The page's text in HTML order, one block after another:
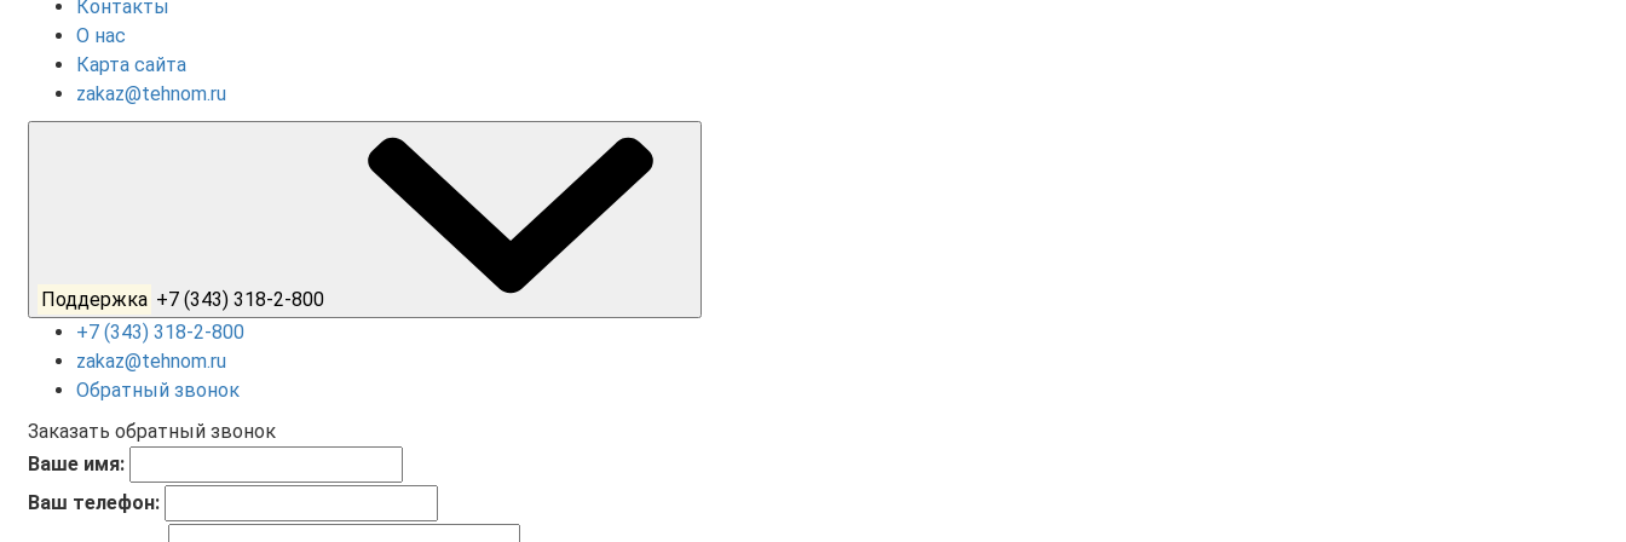
Контакты
О нас
Карта сайта
zakaz@tehnom.ru
Поддержка +7 (343) 318-2-800
+7 (343) 318-2-800
zakaz@tehnom.ru
Обратный звонок
Заказать обратный звонок
Ваше имя:
Ваш телефон: